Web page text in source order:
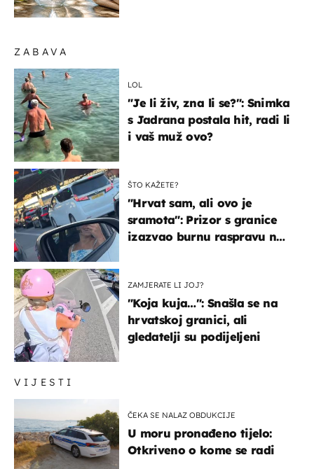
VIJESTI
ČEKA SE NALAZ OBDUKCIJE
U moru pronađeno tijelo:
Otkriveno o kome se radi
ZABAVA
LOL
"Je li živ, zna li se?": Snimka
s Jadrana postala hit, radi li
i vaš muž ovo?
ŠTO KAŽETE?
"Hrvat sam, ali ovo je
sramota": Prizor s granice
izazvao burnu raspravu na
ZAMJERATE LI JOJ?
"Koja kuja…": Snašla se na
hrvatskoj granici, ali
gledatelji su podijeljeni